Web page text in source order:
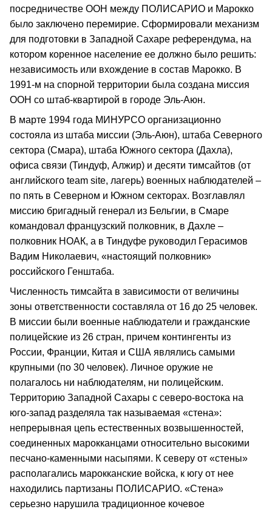
посредничестве ООН между ПОЛИСАРИО и Марокко
было заключено перемирие. Сформировали механизм
для подготовки в Западной Сахаре референдума, на
котором коренное население ее должно было решить:
независимость или вхождение в состав Марокко. В
1991-м на спорной территории была создана миссия
ООН со штаб-квартирой в городе Эль-Аюн.
В марте 1994 года МИНУРСО организационно
состояла из штаба миссии (Эль-Аюн), штаба Северного
сектора (Смара), штаба Южного сектора (Дахла),
офиса связи (Тиндуф, Алжир) и десяти тимсайтов (от
английского team site, лагерь) военных наблюдателей –
по пять в Северном и Южном секторах. Возглавлял
миссию бригадный генерал из Бельгии, в Смаре
командовал французский полковник, в Дахле –
полковник НОАК, а в Тиндуфе руководил Герасимов
Вадим Николаевич, «настоящий полковник»
российского Генштаба.
Численность тимсайта в зависимости от величины
зоны ответственности составляла от 16 до 25 человек.
В миссии были военные наблюдатели и гражданские
полицейские из 26 стран, причем контингенты из
России, Франции, Китая и США являлись самыми
крупными (по 30 человек). Личное оружие не
полагалось ни наблюдателям, ни полицейским.
Территорию Западной Сахары с северо-востока на
юго-запад разделяла так называемая «стена»:
непрерывная цепь естественных возвышенностей,
соединенных марокканцами относительно высокими
песчано-каменными насыпями. К северу от «стены»
располагались марокканские войска, к югу от нее
находились партизаны ПОЛИСАРИО. «Стена»
серьезно нарушила традиционное кочевое